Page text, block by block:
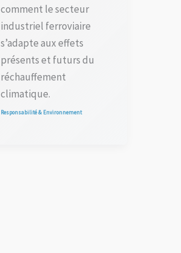
comment le secteur
industriel ferroviaire
s’adapte aux effets
présents et futurs du
réchauffement
climatique.
Responsabilité & Environnement